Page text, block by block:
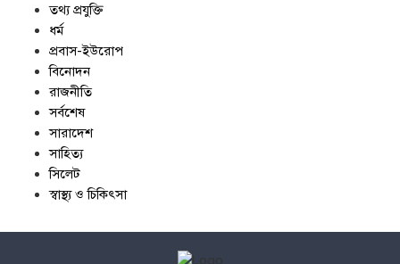
তথ্য প্রযুক্তি
ধর্ম
প্রবাস-ইউরোপ
বিনোদন
রাজনীতি
সর্বশেষ
সারাদেশ
সাহিত্য
সিলেট
স্বাস্থ্য ও চিকিৎসা